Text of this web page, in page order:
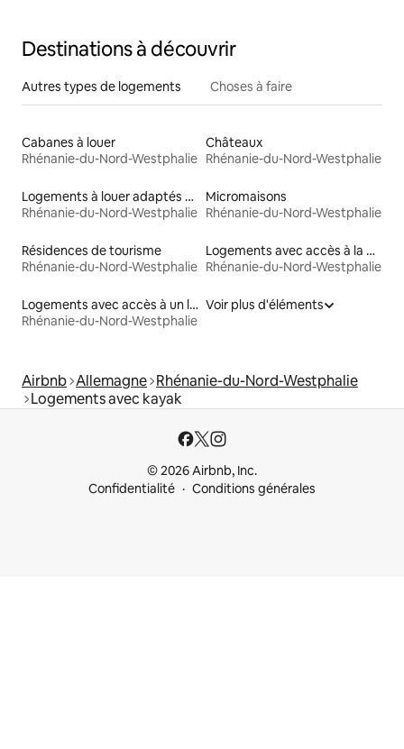
Destinations à découvrir
Autres types de logements Choses à faire
Cabanes à louer
Rhénanie-du-Nord-Westphalie
Châteaux
Rhénanie-du-Nord-Westphalie
Logements à louer adaptés aux animaux
Rhénanie-du-Nord-Westphalie
Micromaisons
Rhénanie-du-Nord-Westphalie
Résidences de tourisme
Rhénanie-du-Nord-Westphalie
Logements avec accès à la plage
Rhénanie-du-Nord-Westphalie
Logements avec accès à un lac
Rhénanie-du-Nord-Westphalie
Voir plus d'éléments
Airbnb Allemagne Rhénanie-du-Nord-Westphalie
Logements avec kayak
© 2026 Airbnb, Inc.
Confidentialité
Conditions générales